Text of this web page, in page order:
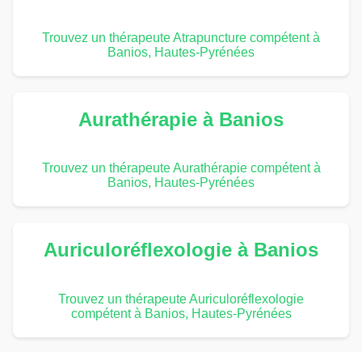
Trouvez un thérapeute Atrapuncture compétent à
Banios, Hautes-Pyrénées
Aurathérapie à Banios
Trouvez un thérapeute Aurathérapie compétent à
Banios, Hautes-Pyrénées
Auriculoréflexologie à Banios
Trouvez un thérapeute Auriculoréflexologie
compétent à Banios, Hautes-Pyrénées